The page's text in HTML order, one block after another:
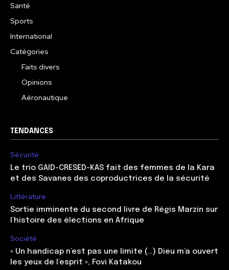
Santé
Sports
International
Catégories
Faits divers
Opinions
Aéronautique
TENDANCES
Sécurité
Le trio GAID-CRESED-KAS fait des femmes de la Kara
et des Savanes des coproductrices de la sécurité
Littérature
Sortie imminente du second livre de Régis Marzin sur
l’histoire des élections en Afrique
Société
« Un handicap n’est pas une limite (…) Dieu m’a ouvert
les yeux de l’esprit », Fovi Katakou